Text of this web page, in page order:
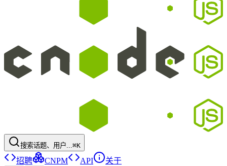
搜索话题、用户...⌘K
招聘 CNPM API
关于